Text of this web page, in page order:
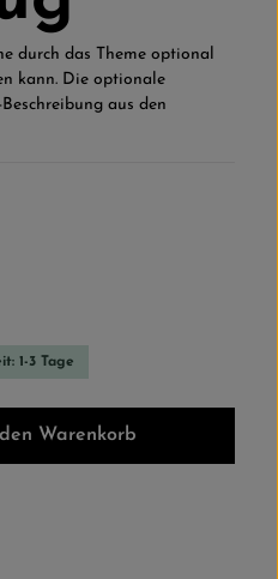
durch das Theme optional
kann. Die optionale
aus den
1-3 Tage
Wert ein
den Warenkorb